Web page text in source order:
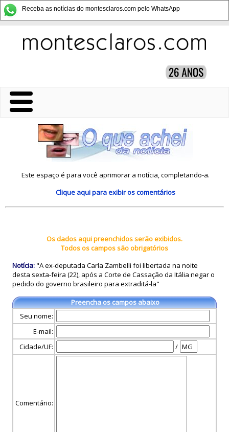
Receba as notícias do montesclaros.com pelo WhatsApp
Este espaço é para você aprimorar a notícia, completando-a.
Clique aquipara exibir os comentários
Os dados aqui preenchidos serão exibidos.
Todos os campos são obrigatórios
Notícia: "A ex-deputada Carla Zambelli foi libertada na noite
desta sexta-feira (22), após a Corte de Cassação da Itália negar o
pedido do governo brasileiro para extraditá-la"
Preencha os campos abaixo
Seu nome:
E-mail:
Cidade/UF:
/
Comentário: